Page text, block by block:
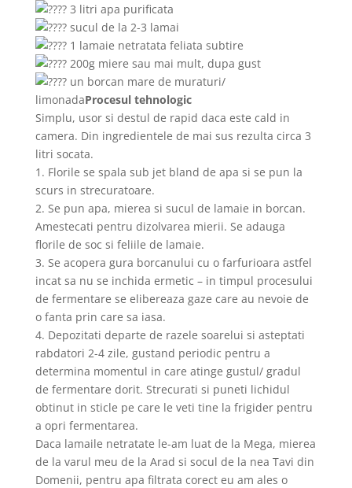
3 litri apa purificata
sucul de la 2-3 lamai
1 lamaie netratata feliata subtire
200g miere sau mai mult, dupa gust
un borcan mare de muraturi/
limonadaProcesul tehnologic
Simplu, usor si destul de rapid daca este cald in
camera. Din ingredientele de mai sus rezulta circa 3
litri socata.
1. Florile se spala sub jet bland de apa si se pun la
scurs in strecuratoare.
2. Se pun apa, mierea si sucul de lamaie in borcan.
Amestecati pentru dizolvarea mierii. Se adauga
florile de soc si feliile de lamaie.
3. Se acopera gura borcanului cu o farfurioara astfel
incat sa nu se inchida ermetic – in timpul procesului
de fermentare se elibereaza gaze care au nevoie de
o fanta prin care sa iasa.
4. Depozitati departe de razele soarelui si asteptati
rabdatori 2-4 zile, gustand periodic pentru a
determina momentul in care atinge gustul/ gradul
de fermentare dorit. Strecurati si puneti lichidul
obtinut in sticle pe care le veti tine la frigider pentru
a opri fermentarea.
Daca lamaile netratate le-am luat de la Mega, mierea
de la varul meu de la Arad si socul de la nea Tavi din
Domenii, pentru apa filtrata corect eu am ales o